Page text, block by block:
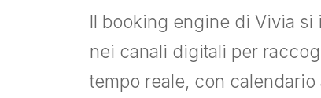
Il booking engine di Vivia si
nei canali digitali per
tempo reale, con